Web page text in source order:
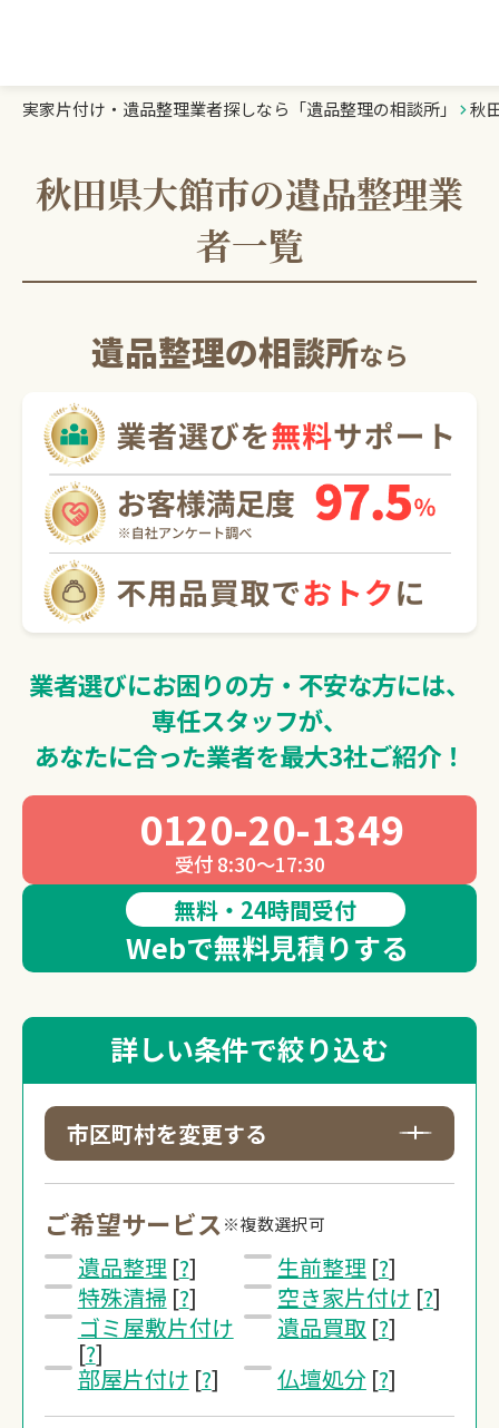
無料
Webで
遺品整理の相談所TOP
業者を探す
お急ぎの方はこちら
実家片付け・遺品整理業者探しなら「遺品整理の相談所」 秋
秋田県大館市の遺品整理業
者一覧
遺品整理の相談所なら
業者選びにお困りの方・不安な方には、
専任スタッフが、
あなたに合った業者を最大3社ご紹介！
0120-20-1349
受付 8:30～17:30
無料・24時間受付
Webで無料見積りする
詳しい条件で絞り込む
市区町村を変更する
ご希望サービス※複数選択可
遺品整理 [?] 生前整理 [?]
特殊清掃 [?] 空き家片付け [?]
ゴミ屋敷片付け
[?]
遺品買取 [?]
部屋片付け [?] 仏壇処分 [?]